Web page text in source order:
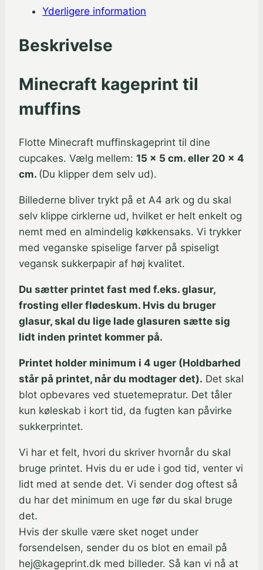
antal Yderligere information
Beskrivelse
Minecraft kageprint til
muffins
Flotte Minecraft muffinskageprint til dine
cupcakes. Vælg mellem: 15 x 5 cm. eller 20 x 4
cm. (Du klipper dem selv ud).
Billederne bliver trykt på et A4 ark og du skal
selv klippe cirklerne ud, hvilket er helt enkelt og
nemt med en almindelig køkkensaks. Vi trykker
med veganske spiselige farver på spiseligt
vegansk sukkerpapir af høj kvalitet.
Du sætter printet fast med f.eks. glasur,
frosting eller flødeskum. Hvis du bruger
glasur, skal du lige lade glasuren sætte sig
lidt inden printet kommer på.
Printet holder minimum i 4 uger (Holdbarhed
står på printet, når du modtager det). Det skal
blot opbevares ved stuetemepratur. Det tåler
kun køleskab i kort tid, da fugten kan påvirke
sukkerprintet.
Vi har et felt, hvori du skriver hvornår du skal
bruge printet. Hvis du er ude i god tid, venter vi
lidt med at sende det. Vi sender dog oftest så
du har det minimum en uge før du skal bruge
det.
Hvis der skulle være sket noget under
forsendelsen, sender du os blot en email på
hej@kageprint.dk med billeder. Så kan vi nå at